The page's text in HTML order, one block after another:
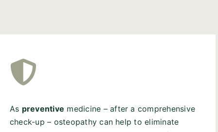
As preventive medicine – after a comprehensive
check-up – osteopathy can help to eliminate